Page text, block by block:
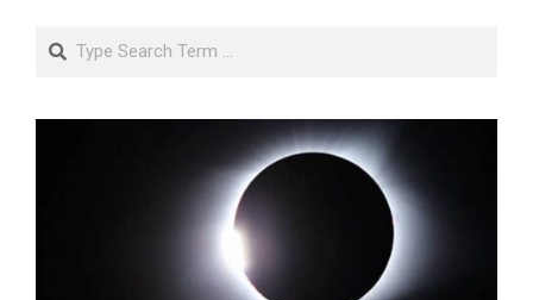
Search